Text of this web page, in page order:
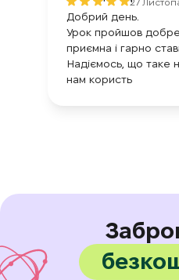
Добрий день.
Урок пройшов
приємна і гарно
Надіємось, що таке
нам користь